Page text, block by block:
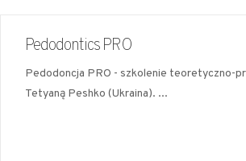
Pedodontics PRO
Pedodoncja PRO - szkolenie teoretyczno-
Tetyaną Peshko (Ukraina). ...